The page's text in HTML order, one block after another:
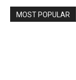
MOST POPULAR